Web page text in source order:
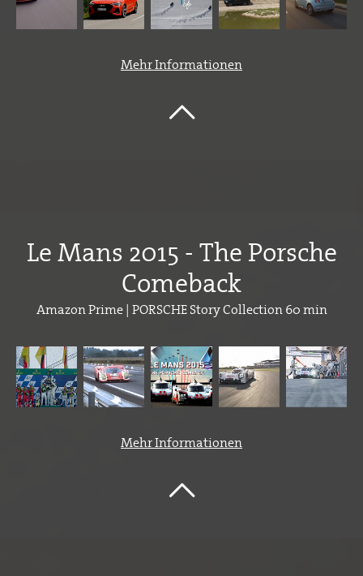
Mehr Informationen
Le Mans 2015 - The Porsche
Comeback
Amazon Prime | PORSCHE Story Collection 60 min
Mehr Informationen